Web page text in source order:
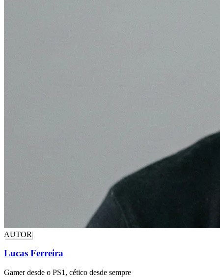
AUTOR
Lucas Ferreira
Gamer desde o PS1, cético desde sempre